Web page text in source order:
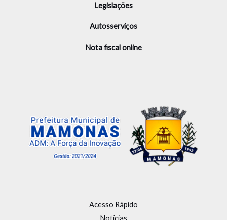
Legislações
Autosserviços
Nota fiscal online
Acesso Rápido
Notícias